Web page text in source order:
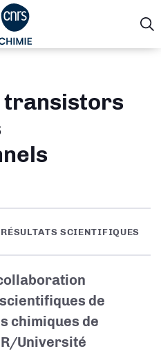
transistors
RÉSULTATS SCIENTIFIQUES
de
chimiques de
Université